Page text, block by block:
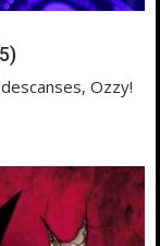
Ozzy!